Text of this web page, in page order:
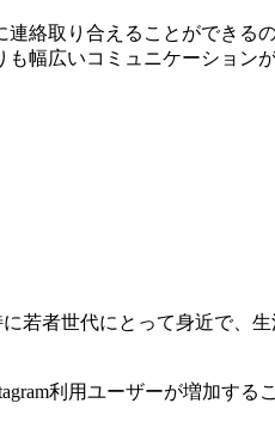
絡取り合えることができる
幅広いコミュニケーション
若者世代にとって身近で、
利用ユーザーが増加する